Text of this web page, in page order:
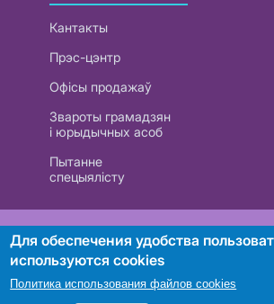
Кантакты
Прэс-цэнтр
Офісы продажаў
Звароты грамадзян
і юрыдычных асоб
Пытанне
спецыялісту
РУП «Белтэлекам». УНП 101007741
Для обеспечения удобства
используются cookies
Политика использования файлов cookies